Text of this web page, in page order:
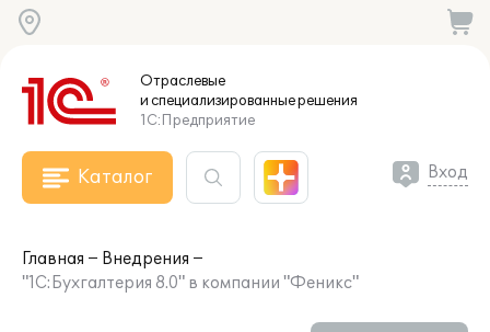
Отраслевые
и специализированныерешения
1С:Предприятие
Каталог Вход
Главная
Внедрения
"1С:Бухгалтерия 8.0" в компании "Феникс"